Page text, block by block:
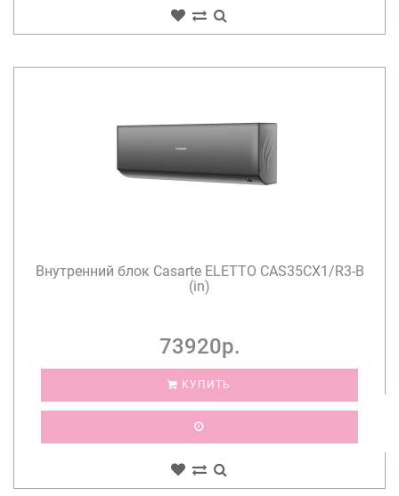
Внутренний блок Casarte ELETTO CAS35CX1/R3-B
(in)
73920р.
КУПИТЬ